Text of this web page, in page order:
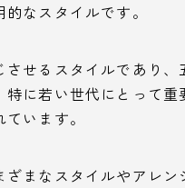
なスタイルです。
させるスタイルであり
特に若い世代にとって
います。
ざまなスタイルやアレ